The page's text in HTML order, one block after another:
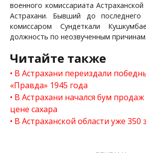
военного комиссариата
Астрахани. Бывший до
комиссаром Сундеткали
должность по неозвученным причинам.
Читайте также
В Астрахани переиздали
«Правда» 1945 года
В Астрахани начался бум
цене сахара
В Астраханской области уже